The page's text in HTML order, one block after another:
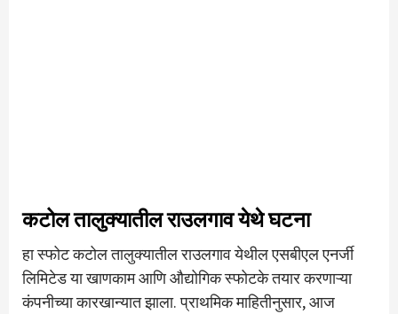
कटोल तालुक्यातील राउलगाव येथे घटना
हा स्फोट कटोल तालुक्यातील राउलगाव येथील एसबीएल एनर्जी
लिमिटेड या खाणकाम आणि औद्योगिक स्फोटके तयार करणाऱ्या
कंपनीच्या कारखान्यात झाला. प्राथमिक माहितीनुसार, आज